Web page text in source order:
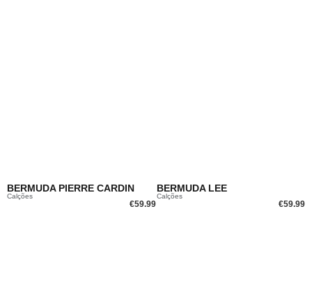
BERMUDA PIERRE CARDIN
Calções
€59.99
BERMUDA LEE
Calções
€59.99